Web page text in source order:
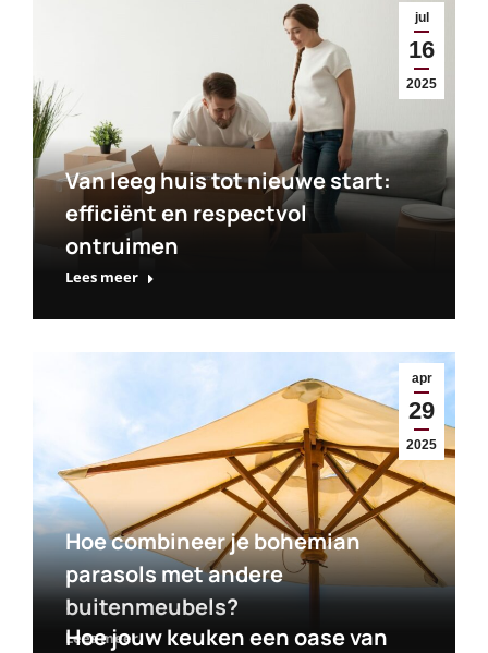
jul
16
2025
Van leeg huis tot nieuwe start:
efficiënt en respectvol
ontruimen
Lees meer
apr
29
2025
Hoe combineer je bohemian
parasols met andere
buitenmeubels?
Lees meer
Hoe jouw keuken een oase van